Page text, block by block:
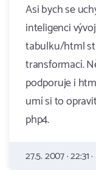
Asi bych se
inteligenci
tabulku/html
transformací.
podporuje i
umí si to
php4.
27.5. 2007 · 22:31